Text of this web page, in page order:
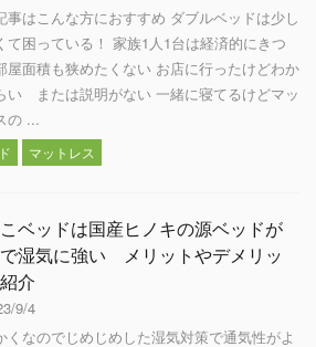
事はこんな方におすすめ ダブルベッドは少し
て困っている！ 家族1人1台は経済的にきつ
屋面積も狭めたくない お店に行ったけどわか
い または説明がない 一緒に寝てるけどマッ
の ...
マットレス
ベッドは国産ヒノキの源ベッドが
湿気に強い メリットやデメリッ
介
9/4
くなのでじめじめした湿気対策で通気性がよ